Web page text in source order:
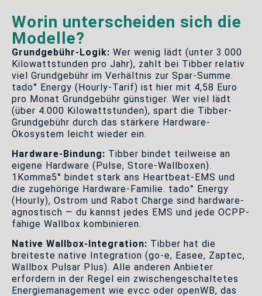
Worin unterscheiden sich die
Modelle?
Grundgebühr-Logik: Wer wenig lädt (unter 3.000
Kilowattstunden pro Jahr), zahlt bei Tibber relativ
viel Grundgebühr im Verhältnis zur Spar-Summe.
tado° Energy (Hourly-Tarif) ist hier mit 4,58 Euro
pro Monat Grundgebühr günstiger. Wer viel lädt
(über 4.000 Kilowattstunden), spart die Tibber-
Grundgebühr durch das stärkere Hardware-
Ökosystem leicht wieder ein.
Hardware-Bindung: Tibber bindet teilweise an
eigene Hardware (Pulse, Store-Wallboxen).
1Komma5° bindet stark ans Heartbeat-EMS und
die zugehörige Hardware-Familie. tado° Energy
(Hourly), Ostrom und Rabot Charge sind hardware-
agnostisch — du kannst jedes EMS und jede OCPP-
fähige Wallbox kombinieren.
Native Wallbox-Integration: Tibber hat die
breiteste native Integration (go-e, Easee, Zaptec,
Wallbox Pulsar Plus). Alle anderen Anbieter
erfordern in der Regel ein zwischengeschaltetes
Energiemanagement wie evcc oder openWB, das